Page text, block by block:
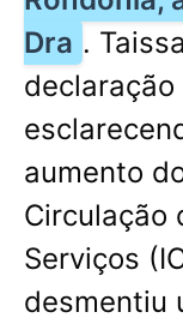
Dra .
aumento
Circulação
Serviços
desmentiu